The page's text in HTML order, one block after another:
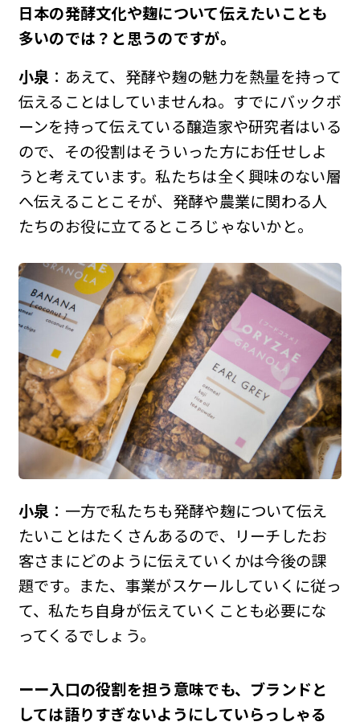
日本の発酵文化や麹について伝えたいことも
多いのでは？と思うのですが。
小泉 ：あえて、発酵や麹の魅力を熱量を持って
伝えることはしていませんね。すでにバックボ
ーンを持って伝えている醸造家や研究者はいる
ので、その役割はそういった方にお任せしよ
うと考えています。私たちは全く興味のない層
へ伝えることこそが、発酵や農業に関わる人
たちのお役に立てるところじゃないかと。
小泉 ：一方で私たちも発酵や麹について伝え
たいことはたくさんあるので、リーチしたお
客さまにどのように伝えていくかは今後の課
題です。また、事業がスケールしていくに従っ
て、私たち自身が伝えていくことも必要にな
ってくるでしょう。
ーー入口の役割を担う意味でも、ブランドと
しては語りすぎないようにしていらっしゃる